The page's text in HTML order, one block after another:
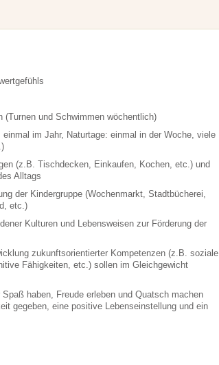
und Schwimmen wöchentlich)
im Jahr, Naturtage: einmal in der Woche, viele
(z.B. Tischdecken, Einkaufen, Kochen, etc.) und
Alltags
der Kindergruppe (Wochenmarkt, Stadtbücherei,
etc.)
Kulturen und Lebensweisen zur Förderung der
zukunftsorientierter Kompetenzen (z.B. soziale
Fähigkeiten, etc.) sollen im Gleichgewicht
haben, Freude erleben und Quatsch machen
gegeben, eine positive Lebenseinstellung und ein